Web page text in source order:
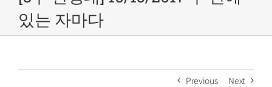
있는 자마다
Previous Next